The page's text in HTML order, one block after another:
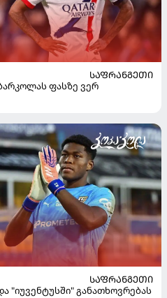
ᲡᲐᲤᲠᲐᲜᲒᲔᲗᲘ
ფასზე ვერ
ᲡᲐᲤᲠᲐᲜᲒᲔᲗᲘ
"იუვენტუსში" განათხოვრებას